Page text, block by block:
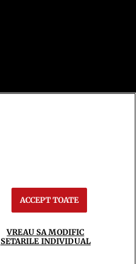
ACCEPT TOATE
VREAU SA MODIFIC
SETARILE INDIVIDUAL